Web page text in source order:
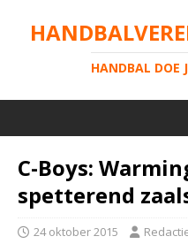
HANDBAL DOE
C-Boys:
spetterend
24 oktober 2015